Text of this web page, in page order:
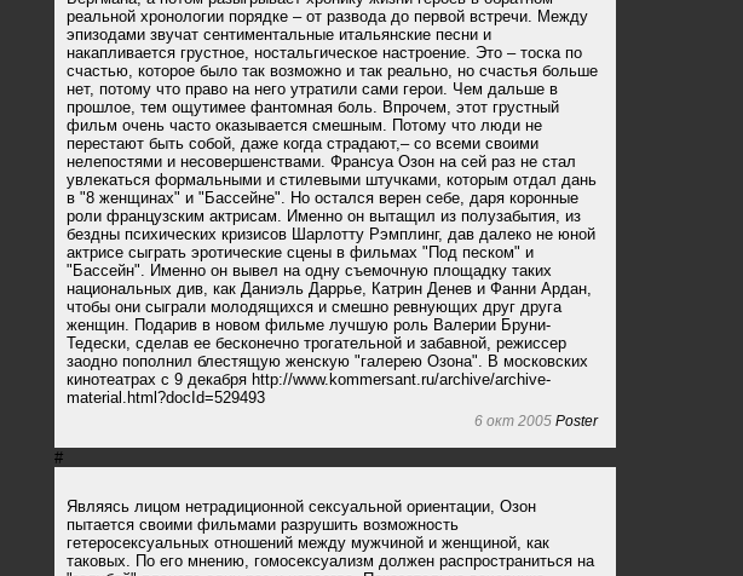
реальной хронологии порядке – от развода до первой встречи. Между
эпизодами звучат сентиментальные итальянские песни и
накапливается грустное, ностальгическое настроение. Это – тоска по
счастью, которое было так возможно и так реально, но счастья больше
нет, потому что право на него утратили сами герои. Чем дальше в
прошлое, тем ощутимее фантомная боль. Впрочем, этот грустный
фильм очень часто оказывается смешным. Потому что люди не
перестают быть собой, даже когда страдают,– со всеми своими
нелепостями и несовершенствами. Франсуа Озон на сей раз не стал
увлекаться формальными и стилевыми штучками, которым отдал дань
в "8 женщинах" и "Бассейне". Но остался верен себе, даря коронные
роли французским актрисам. Именно он вытащил из полузабытия, из
бездны психических кризисов Шарлотту Рэмплинг, дав далеко не юной
актрисе сыграть эротические сцены в фильмах "Под песком" и
"Бассейн". Именно он вывел на одну съемочную площадку таких
национальных див, как Даниэль Даррье, Катрин Денев и Фанни Ардан,
чтобы они сыграли молодящихся и смешно ревнующих друг друга
женщин. Подарив в новом фильме лучшую роль Валерии Бруни-
Тедески, сделав ее бесконечно трогательной и забавной, режиссер
заодно пополнил блестящую женскую "галерею Озона". В московских
кинотеатрах с 9 декабря http://www.kommersant.ru/archive/archive-
material.html?docId=529493
6 окт 2005 Poster
#
Являясь лицом нетрадиционной сексуальной ориентации, Озон
пытается своими фильмами разрушить возможность
гетеросексуальных отношений между мужчиной и женщиной, как
таковых. По его мнению, гомосексуализм должен распространиться на